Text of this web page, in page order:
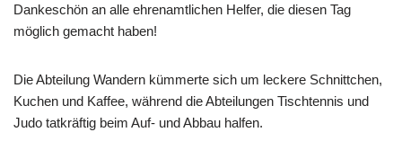
Dankeschön an alle ehrenamtlichen Helfer, die diesen Tag
möglich gemacht haben!
Die Abteilung Wandern kümmerte sich um leckere Schnittchen,
Kuchen und Kaffee, während die Abteilungen Tischtennis und
Judo tatkräftig beim Auf- und Abbau halfen.